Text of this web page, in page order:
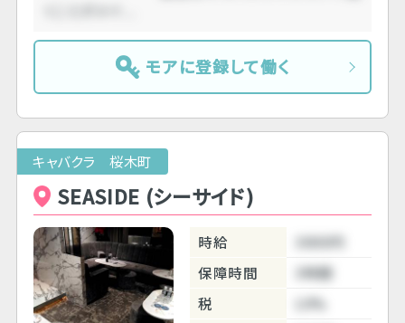
モアに登録して働く
キャバクラ 桜木町
SEASIDE (シーサイド)
時給
3000円
保障時間
3時間
税
10%